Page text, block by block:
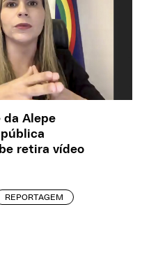
da Alepe
retira vídeo
REPORTAGEM